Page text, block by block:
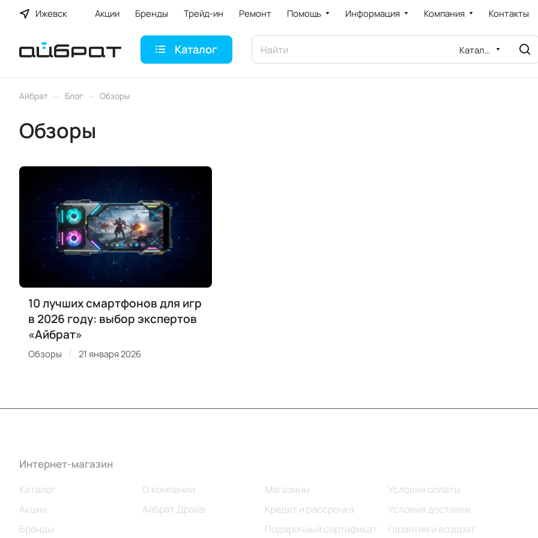
Ижевск Акции Бренды Трейд-ин Ремонт Помощь Информация Компания Контакты
Каталог Каталог
Айбрат – Блог – Обзоры
Обзоры
10 лучших смартфонов для игр
в 2026 году: выбор экспертов
«Айбрат»
Обзоры / 21 января 2026
Интернет-магазин
Каталог
Акции
Бренды
О компании
Айбрат Драйв
Магазины
Кредит и рассрочка
Подарочный сертификат
Условия оплаты
Условия доставки
Гарантия и возврат